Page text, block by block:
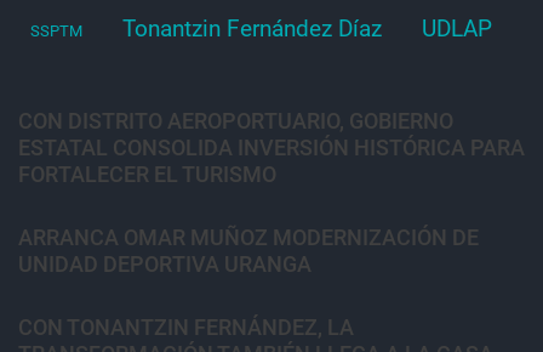
SSPTM Tonantzin Fernández Díaz UDLAP
CON DISTRITO AEROPORTUARIO, GOBIERNO
ESTATAL CONSOLIDA INVERSIÓN HISTÓRICA PARA
FORTALECER EL TURISMO
ARRANCA OMAR MUÑOZ MODERNIZACIÓN DE
UNIDAD DEPORTIVA URANGA
CON TONANTZIN FERNÁNDEZ, LA